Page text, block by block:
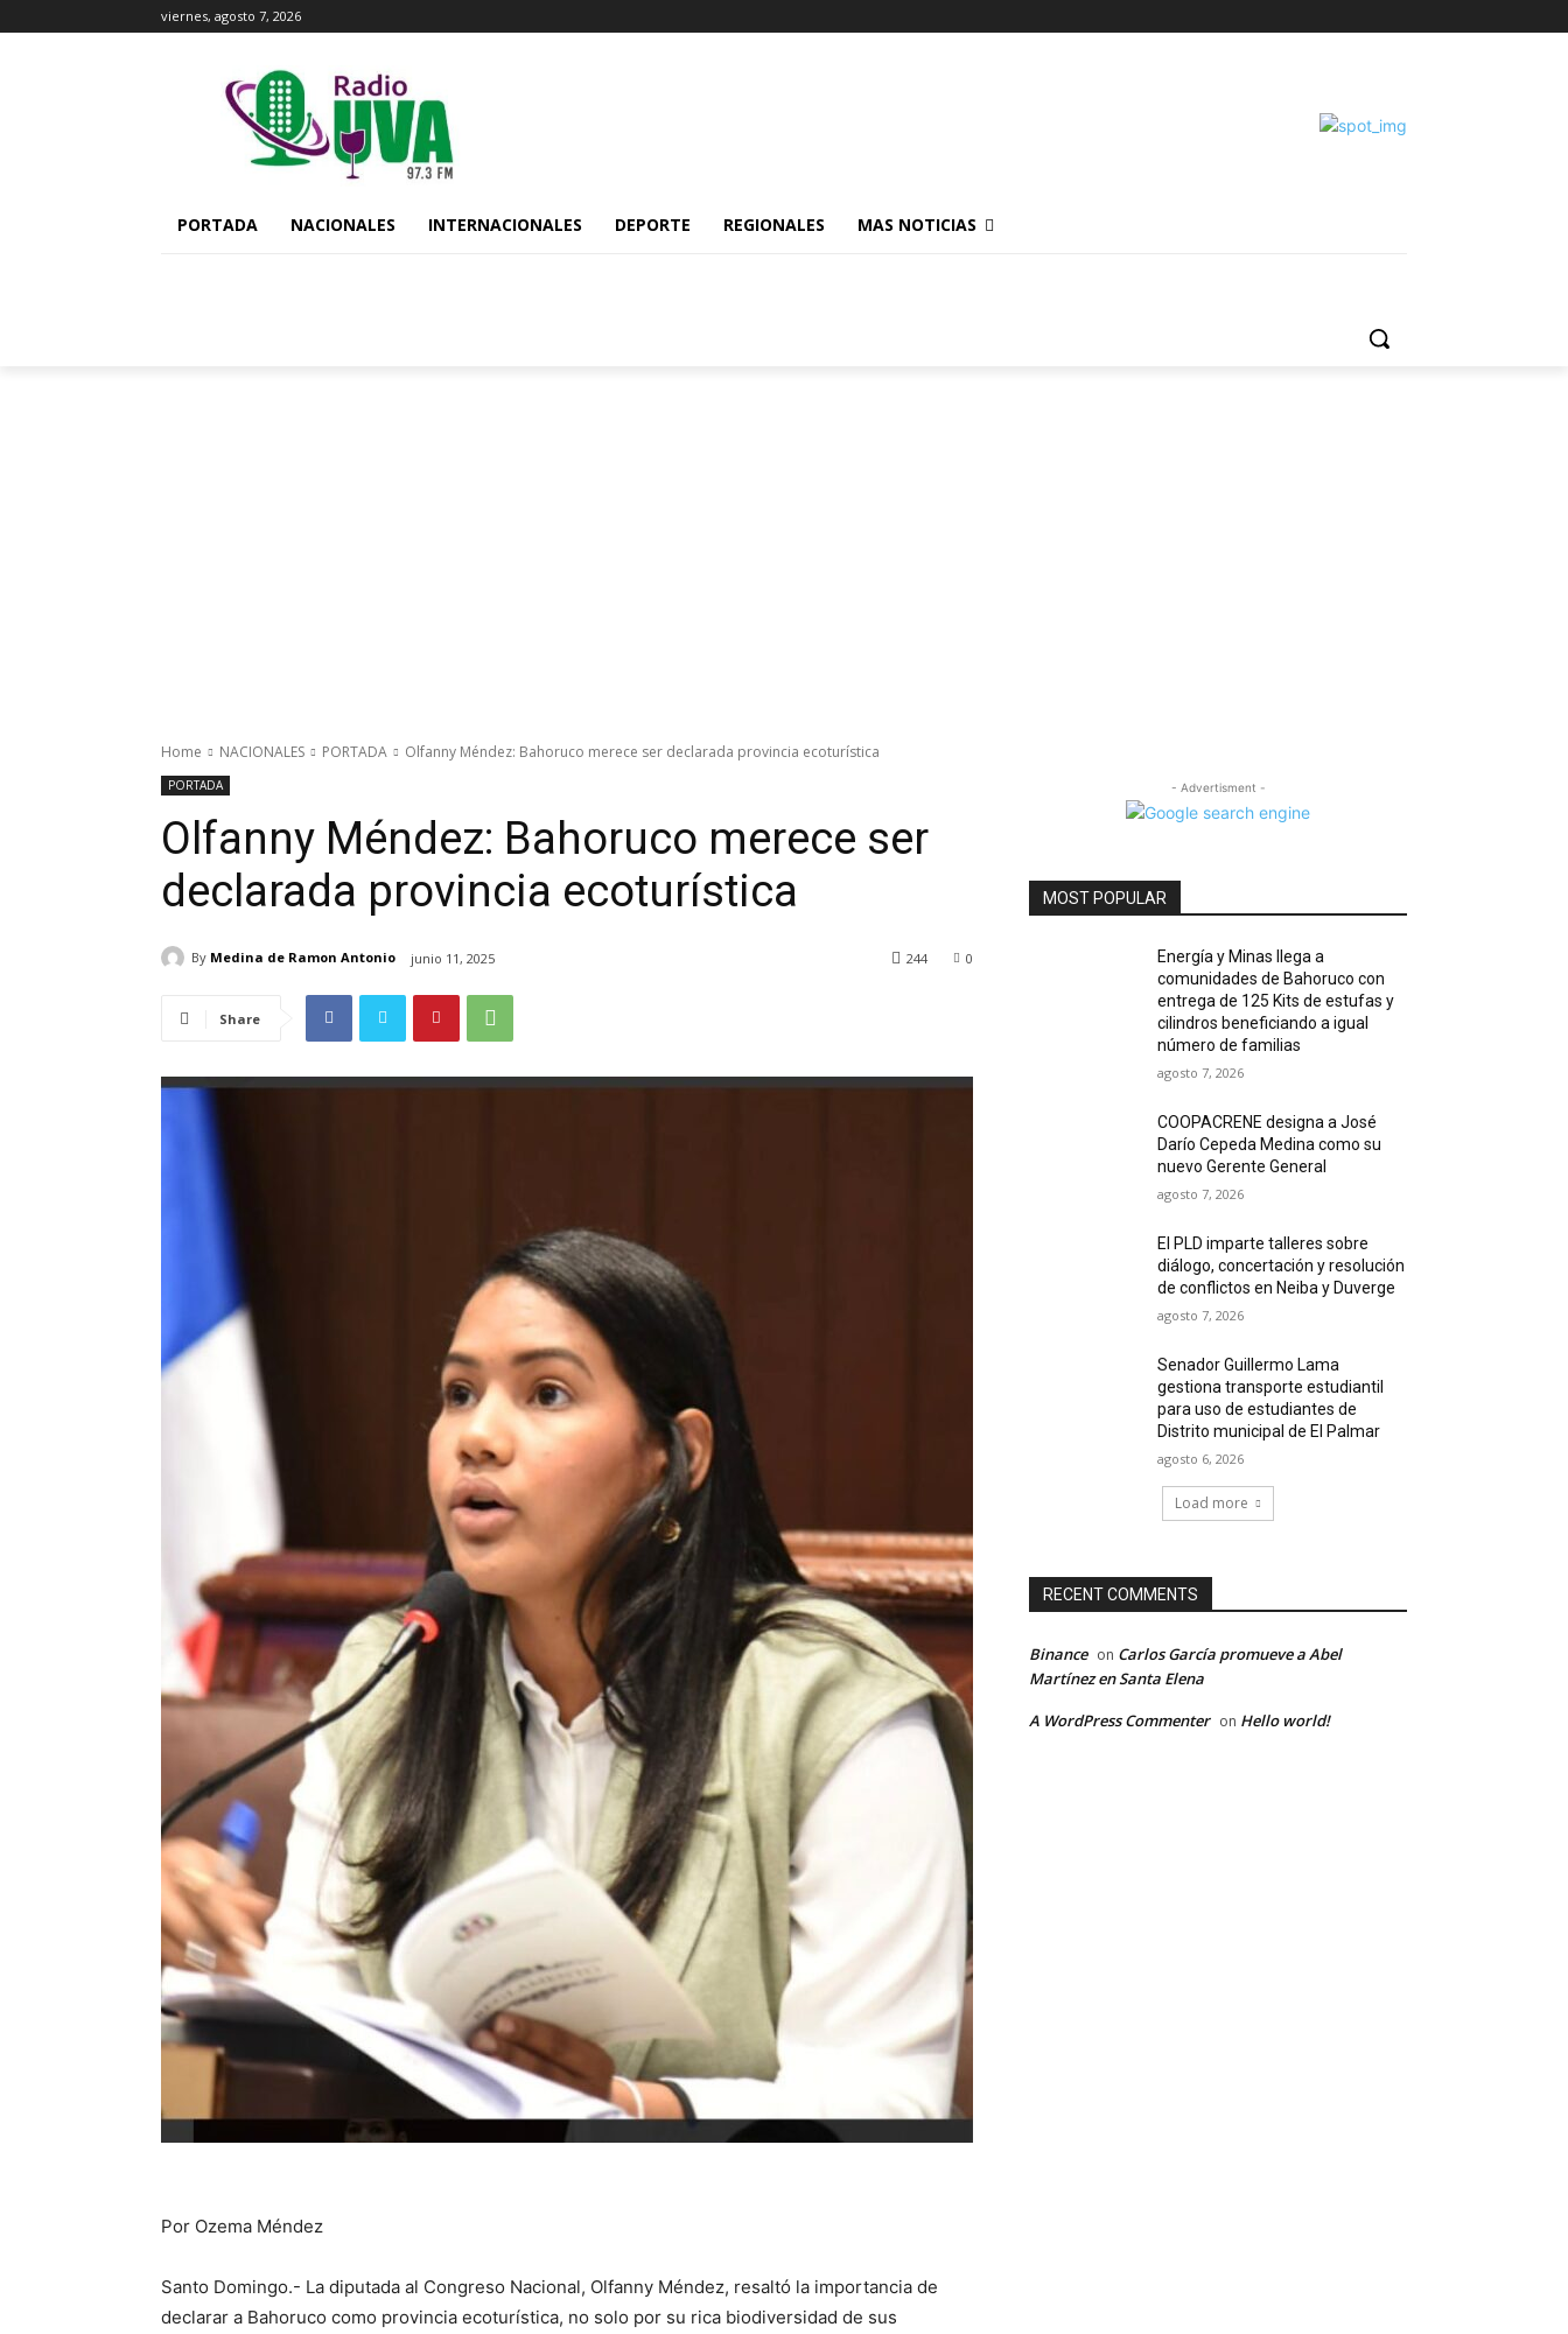
viernes, agosto 7, 2026
PORTADA NACIONALES INTERNACIONALES DEPORTE REGIONALES MAS NOTICIAS
Home NACIONALES PORTADA Olfanny Méndez: Bahoruco merece ser declarada provincia ecoturística
PORTADA
Olfanny Méndez: Bahoruco merece ser
declarada provincia ecoturística
By Medina de Ramon Antonio junio 11, 2025 0
244
Share
Por Ozema Méndez
Santo Domingo.- La diputada al Congreso Nacional, Olfanny Méndez, resaltó la importancia de
declarar a Bahoruco como provincia ecoturística, no solo por su rica biodiversidad de sus
- Advertisment -
MOST POPULAR
Energía y Minas llega a
comunidades de Bahoruco con
entrega de 125 Kits de estufas y
cilindros beneficiando a igual
número de familias
agosto 7, 2026
COOPACRENE designa a José
Darío Cepeda Medina como su
nuevo Gerente General
agosto 7, 2026
El PLD imparte talleres sobre
diálogo, concertación y resolución
de conflictos en Neiba y Duverge
agosto 7, 2026
Senador Guillermo Lama
gestiona transporte estudiantil
para uso de estudiantes de
Distrito municipal de El Palmar
agosto 6, 2026
Load more
RECENT COMMENTS
Binance on Carlos García promueve a Abel
Martínez en Santa Elena
A WordPress Commenter on Hello world!